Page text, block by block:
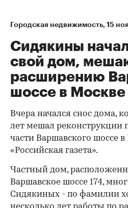
Городская недвижимость⁠, 15
Сидякины
свой дом,
расширению
шоссе в Москве
Вчера начался снос дома,
лет мешал реконструкции
части Варшавского шоссе
«Российская газета».
Частный дом,
Варшавское шоссе 174,
Сидякиных - по фамилии